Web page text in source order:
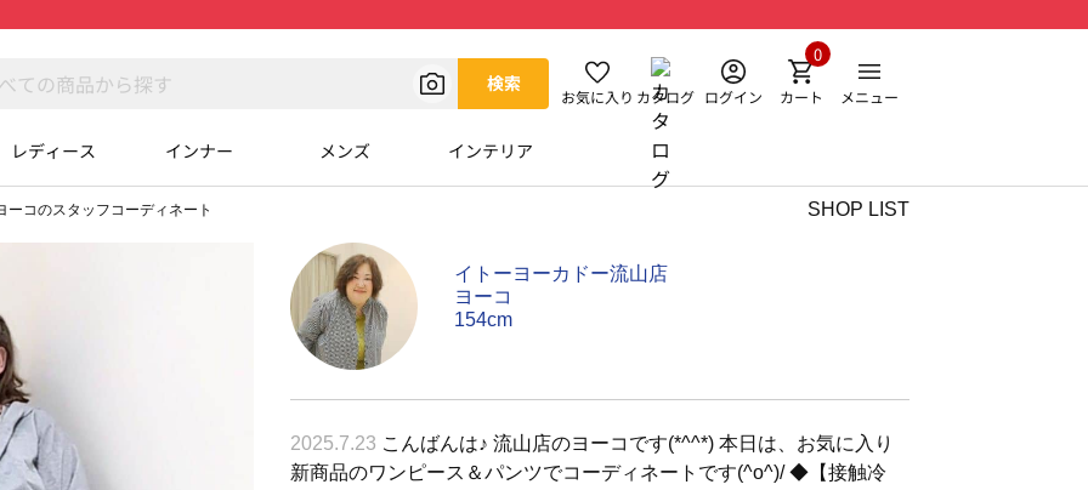
検索
お気に入り カタログ ログイン カート
0
メニュー
レディース インナー メンズ インテリア
ーコのスタッフコーディネート SHOP LIST
イトーヨーカドー流山店
ヨーコ
154cm
2025.7.23 こんばんは♪ 流山店のヨーコです(*^^*) 本日は、お気に入り
新商品のワンピース＆パンツでコーディネートです(^o^)/ ◆【接触冷